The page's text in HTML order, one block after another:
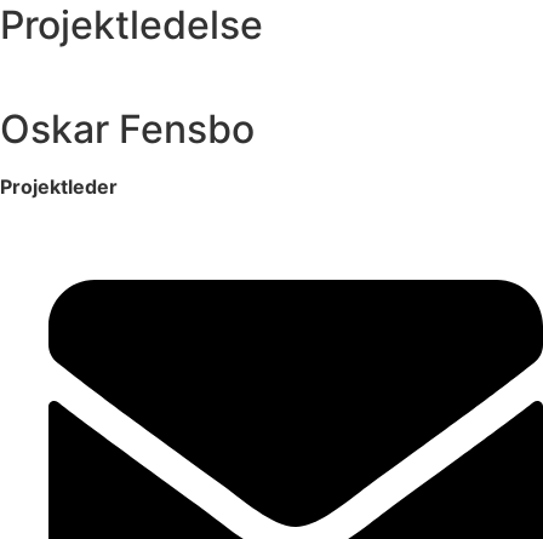
Projekt­ledelse
Oskar Fensbo
Projektleder